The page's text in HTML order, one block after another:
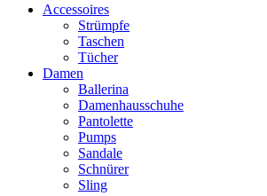
Accessoires
Strümpfe
Taschen
Tücher
Damen
Ballerina
Damenhausschuhe
Pantolette
Pumps
Sandale
Schnürer
Sling